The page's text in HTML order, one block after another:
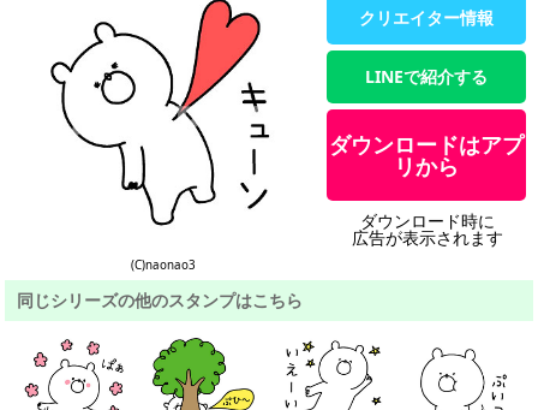
(C)naonao3
クリエイター情報
LINEで紹介する
ダウンロードはアプ
リから
ダウンロード時に
広告が表示されます
同じシリーズの他のスタンプはこちら